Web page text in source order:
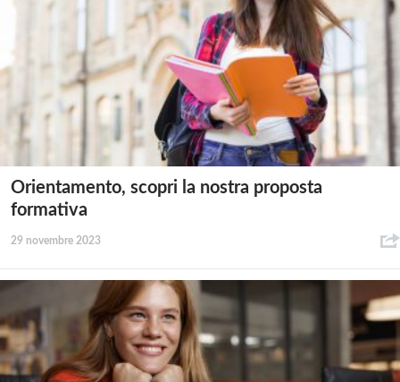
Orientamento, scopri la nostra proposta
formativa
29 novembre 2023